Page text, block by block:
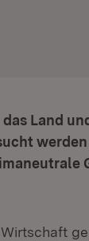
Land
Wirtschaft